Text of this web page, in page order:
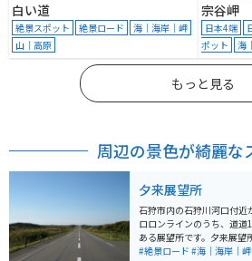
白い道
絶景スポット 絶景ロード
海｜海岸｜岬
山｜高原
宗谷岬
日本4端
ポット
海
もっと見る
周辺の景色が綺麗な
夕来展望所
石狩市内の石狩川河口付近
ロロンラインのうち、道
ある展望所です。夕来展
利尻島の利尻富士、海、砂
#絶景ロード #海｜海岸｜岬